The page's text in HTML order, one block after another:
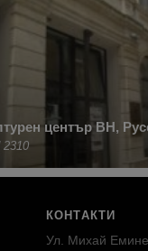
център BH,
2310
КОНТАКТИ
Ул. Михай